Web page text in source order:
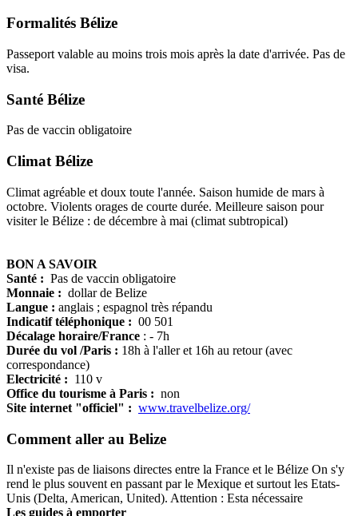
Formalités Bélize
Passeport valable au moins trois mois après la date d'arrivée. Pas de
visa.
Santé Bélize
Pas de vaccin obligatoire
Climat Bélize
Climat agréable et doux toute l'année. Saison humide de mars à
octobre. Violents orages de courte durée. Meilleure saison pour
visiter le Bélize : de décembre à mai (climat subtropical)
BON A SAVOIR
Santé : Pas de vaccin obligatoire
Monnaie : dollar de Belize
Langue : anglais ; espagnol très répandu
Indicatif téléphonique : 00 501
Décalage horaire/France : - 7h
Durée du vol /Paris : 18h à l'aller et 16h au retour (avec
correspondance)
Electricité : 110 v
Office du tourisme à Paris : non
Site internet "officiel" : www.travelbelize.org/
Comment aller au Belize
Il n'existe pas de liaisons directes entre la France et le Bélize On s'y
rend le plus souvent en passant par le Mexique et surtout les Etats-
Unis (Delta, American, United). Attention : Esta nécessaire
Les guides à emporter